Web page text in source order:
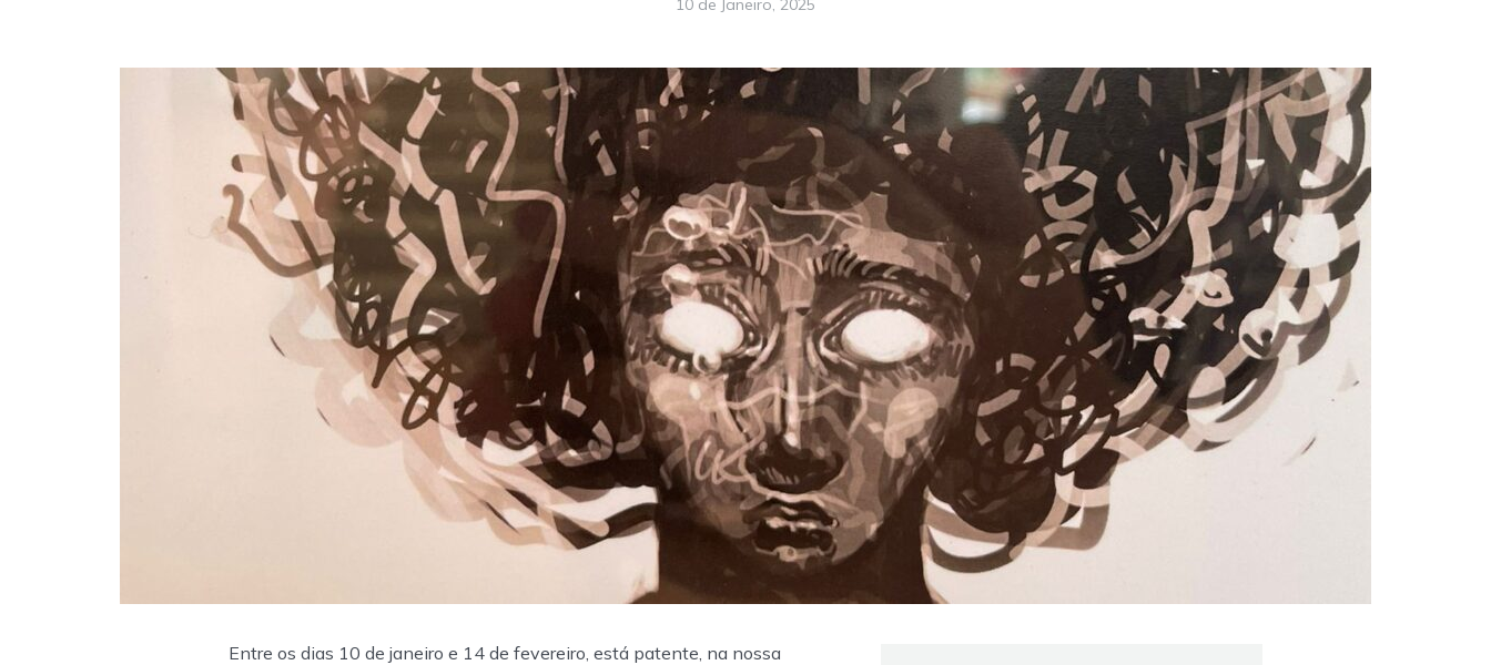
10 de Janeiro, 2025
Entre os dias 10 de janeiro e 14 de fevereiro, está patente, na nossa